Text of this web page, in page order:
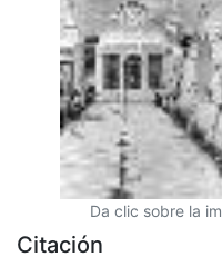
Da clic sobre la
Citación